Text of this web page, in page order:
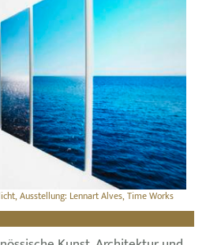
Ausstellung: Lennart Alves, Time Works